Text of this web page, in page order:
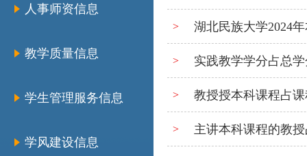
人事师资信息
教学质量信息
学生管理服务信息
学风建设信息
> 湖北民族大学2024
> 实践教学学分占总
> 教授授本科课程占
> 主讲本科课程的教